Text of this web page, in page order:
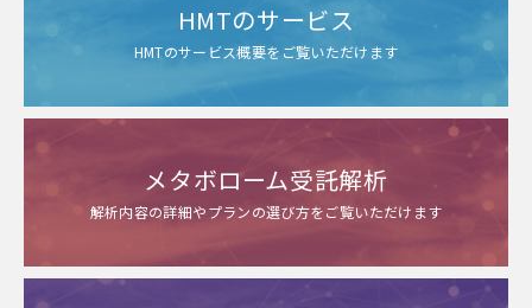
HMTのサービス
HMTのサービス概要をご覧いただけます
メタボローム受託解析
解析内容の詳細やプランの選び方をご覧いただけます